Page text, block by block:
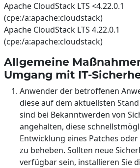
Apache CloudStack LTS <4.22.0.1
(cpe:/a:apache:cloudstack)
Apache CloudStack LTS 4.22.0.1
(cpe:/a:apache:cloudstack)
Allgemeine
Umgang mit IT-
Anwender der betroffenen
diese auf dem aktuellsten
sind bei Bekanntwerden von
angehalten, diese
Entwicklung eines Patches
zu beheben. Sollten neue
verfügbar sein, installieren Sie